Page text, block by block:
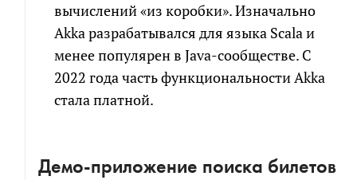
вычислений «из коробки». Изначально
Akka разрабатывался для языка Scala и
менее популярен в Java-сообществе. С
2022 года часть функциональности Akka
стала платной.
Демо-приложение поиска билетов